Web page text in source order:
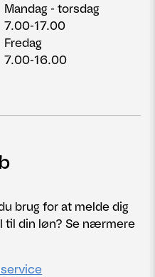
Mandag - torsdag
7.00-17.00
Fredag
7.00-16.00
brug for at melde dig
til din løn? Se nærmere